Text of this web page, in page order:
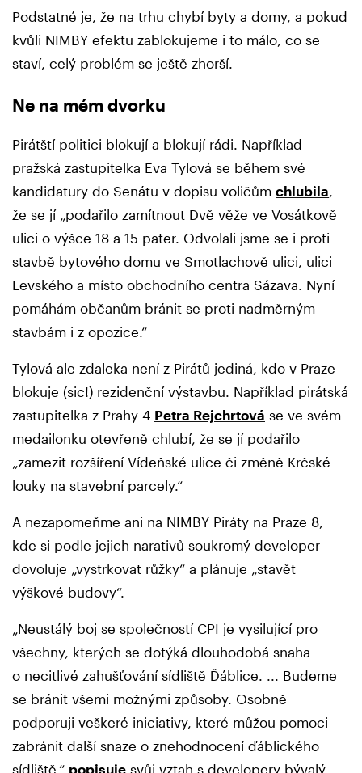
Podstatné je, že na trhu chybí byty a domy, a pokud
kvůli NIMBY efektu zablokujeme i to málo, co se
staví, celý problém se ještě zhorší.
Ne na mém dvorku
Pirátští politici blokují a blokují rádi. Například
pražská zastupitelka Eva Tylová se během své
kandidatury do Senátu v dopisu voličům chlubila
že se jí „podařilo zamítnout Dvě věže ve Vosátkově
ulici o výšce 18 a 15 pater. Odvolali jsme se i proti
stavbě bytového domu ve Smotlachově ulici, ulici
Levského a místo obchodního centra Sázava. Nyní
pomáhám občanům bránit se proti nadměrným
stavbám i z opozice.“
Tylová ale zdaleka není z Pirátů jediná, kdo v Praze
blokuje (sic!) rezidenční výstavbu. Například pirátská
zastupitelka z Prahy 4 Petra Rejchrtová se ve svém
medailonku otevřeně chlubí, že se jí podařilo
„zamezit rozšíření Vídeňské ulice či změně Krčské
louky na stavební parcely.“
A nezapomeňme ani na NIMBY Piráty na Praze 8,
kde si podle jejich narativů soukromý developer
dovoluje „vystrkovat růžky“ a plánuje „stavět
výškové budovy“.
„Neustálý boj se společností CPI je vysilující pro
všechny, kterých se dotýká dlouhodobá snaha
o necitlivé zahušťování sídliště Ďáblice. ... Budeme
se bránit všemi možnými způsoby. Osobně
podporuji veškeré iniciativy, které můžou pomoci
zabránit další snaze o znehodnocení ďáblického
sídliště,“ popisuje svůj vztah s developery bývalý